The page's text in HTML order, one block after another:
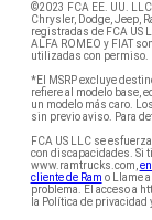
©2023 FCA EE. UU.
Chrysler, Dodge, Jeep,
registradas de FCA US
ALFA ROMEO y FIAT
utilizadas con permiso.
*El MSRP excluye
refiere al modelo base,
un modelo más caro.
sin previo aviso. Para
FCA US LLC se
con discapacidades. Si
www.ramtrucks.com,
cliente de Ram o Llame
problema. El acceso a
la Política de privacidad